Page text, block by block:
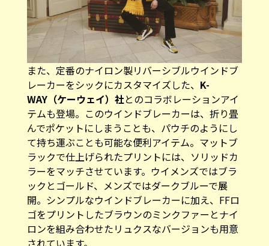
また、定番のナイロン製リバーシブルウインドブ
レーカーをシックにカスタマイズした、 K-
WAY（ケーウェイ）社とのコラボレーションアイ
テムも登場。このウインドブレーカーは、折り畳
んでポケットにしまうことも、パウチのようにし
て持ち運ぶことも可能な便利アイテム。マットブ
ラックで仕上げられたプリントには、ソリッドカ
ラーをマッチさせています。ウイメンズではブラ
ックとゴールド、メンズではダークブルーで展
開。シンプルなウインドブレーカーに加え、FFロ
ゴをプリントしたブラウンのミンクファーとナイ
ロンを組み合わせたリュクスなバージョンも用意
されています。